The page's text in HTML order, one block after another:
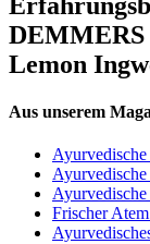
Lemon
Aus unserem
Frischer